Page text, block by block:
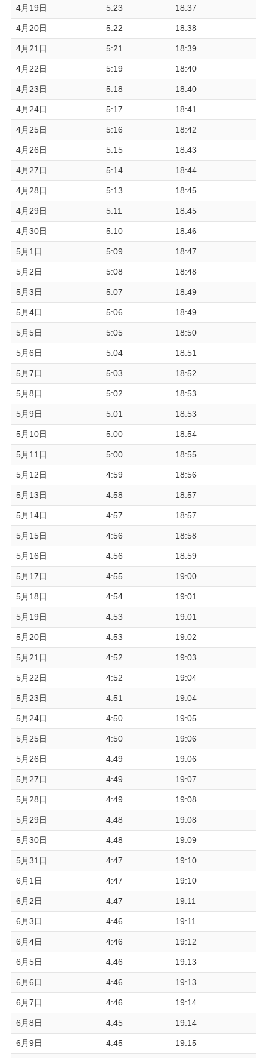
4月19日 5:23 18:37
4月20日 5:22 18:38
4月21日 5:21 18:39
4月22日 5:19 18:40
4月23日 5:18 18:40
4月24日 5:17 18:41
4月25日 5:16 18:42
4月26日 5:15 18:43
4月27日 5:14 18:44
4月28日 5:13 18:45
4月29日 5:11 18:45
4月30日 5:10 18:46
5月1日 5:09 18:47
5月2日 5:08 18:48
5月3日 5:07 18:49
5月4日 5:06 18:49
5月5日 5:05 18:50
5月6日 5:04 18:51
5月7日 5:03 18:52
5月8日 5:02 18:53
5月9日 5:01 18:53
5月10日 5:00 18:54
5月11日 5:00 18:55
5月12日 4:59 18:56
5月13日 4:58 18:57
5月14日 4:57 18:57
5月15日 4:56 18:58
5月16日 4:56 18:59
5月17日 4:55 19:00
5月18日 4:54 19:01
5月19日 4:53 19:01
5月20日 4:53 19:02
5月21日 4:52 19:03
5月22日 4:52 19:04
5月23日 4:51 19:04
5月24日 4:50 19:05
5月25日 4:50 19:06
5月26日 4:49 19:06
5月27日 4:49 19:07
5月28日 4:49 19:08
5月29日 4:48 19:08
5月30日 4:48 19:09
5月31日 4:47 19:10
6月1日 4:47 19:10
6月2日 4:47 19:11
6月3日 4:46 19:11
6月4日 4:46 19:12
6月5日 4:46 19:13
6月6日 4:46 19:13
6月7日 4:46 19:14
6月8日 4:45 19:14
6月9日 4:45 19:15